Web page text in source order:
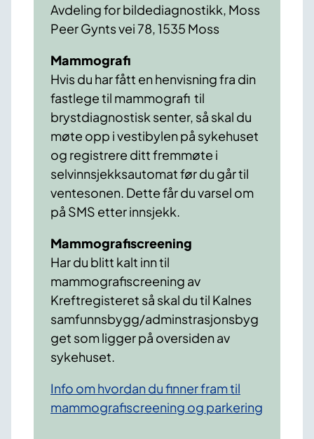
Avdeling for bildediagnostikk, Moss
Peer Gynts vei 78, 1535 Moss
Mammografi
Hvis du har fått en henvisning fra din
fastlege til mammografi til
brystdiagnostisk senter, så skal du
møte opp i vestibylen på sykehuset
og registrere ditt fremmøte i
selvinnsjekksautomat før du går til
ventesonen. Dette får du varsel om
på SMS etter innsjekk.
Mammografiscreening
Har du blitt kalt inn til
mammografiscreening av
Kreftregisteret så skal du til Kalnes
samfunnsbygg/adminstrasjonsbyg
get som ligger på oversiden av
sykehuset.
Info om hvordan du finner fram til
mammografiscreening og parkering